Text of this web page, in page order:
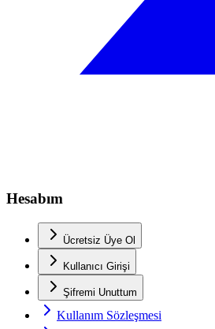
Hesabım
Ücretsiz Üye Ol
Kullanıcı Girişi
Şifremi Unuttum
Kullanım Sözleşmesi